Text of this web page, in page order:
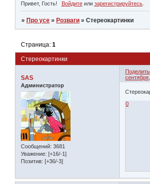
Привет, Гость! Войдитеили зарегистрируйтесь.
» Про усе » Розваги »Стереокартинки
Стереокартинки
Страница:1
SAS
Администратор
Сообщений: 3681
Уважение: [+16/-1]
Позитив: [+36/-3]
0